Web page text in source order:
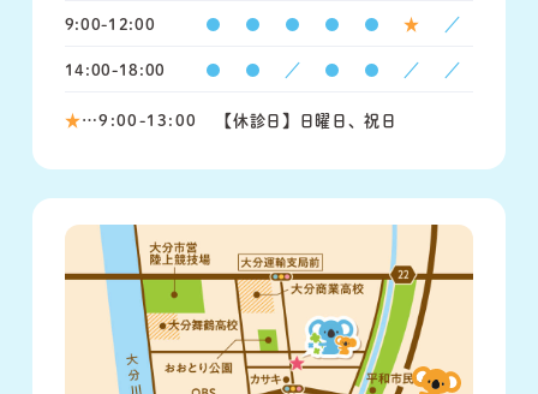
9:00-12:00 ● ● ● ● ● ★
／
14:00-18:00
● ● ／ ● ● ／ ／
★…9:00-13:00 【休診日】日曜日、祝日